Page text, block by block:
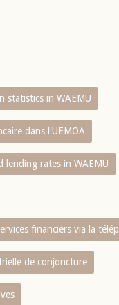
statistics in WAEMU
dans l'UEMOA
lending rates in WAEMU
financiers via la
de conjoncture